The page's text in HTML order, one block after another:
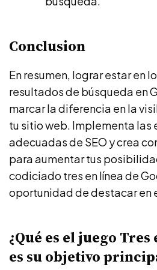
Conclusion
En resumen, lograr estar en
resultados de búsqueda en
marcar la diferencia en la
tu sitio web. Implementa las
adecuadas de SEO y crea
para aumentar tus
codiciado tres en línea de
oportunidad de destacar en
¿Qué es el juego
es su objetivo